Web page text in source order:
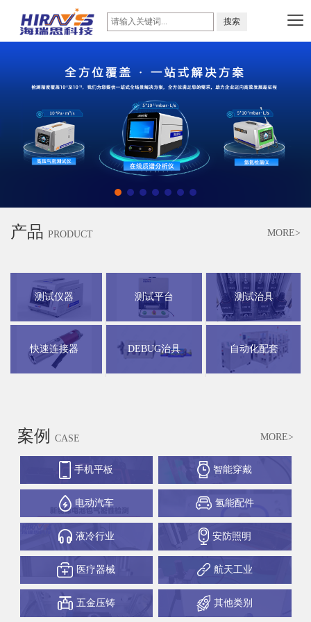
产品 PRODUCT MORE>
测试仪器 测试平台 测试治具
快速连接器 DEBUG治具 自动化配套
案例 CASE MORE>
手机平板 智能穿戴
电动汽车 氢能配件
液冷行业 安防照明
医疗器械 航天工业
五金压铸 其他类别